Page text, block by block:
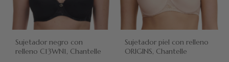
Sujetador negro con
relleno C13WN1, Chantelle
Sujetador piel con relleno
ORIGINS, Chantelle